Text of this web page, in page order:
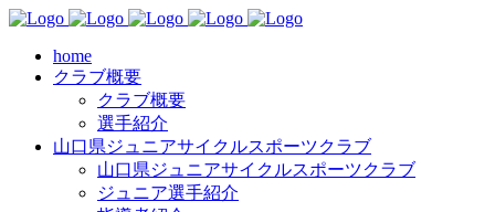
home
クラブ概要
クラブ概要
選手紹介
山口県ジュニアサイクルスポーツクラブ
山口県ジュニアサイクルスポーツクラブ
ジュニア選手紹介